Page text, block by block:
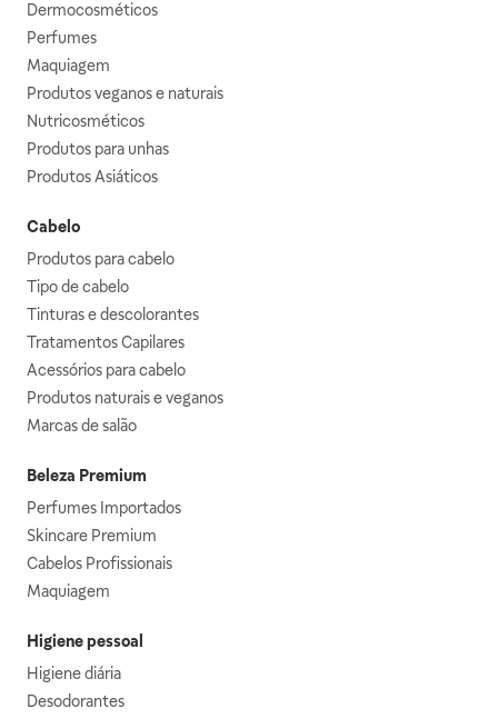
Dermocosméticos
Perfumes
Maquiagem
Produtos veganos e naturais
Nutricosméticos
Produtos para unhas
Produtos Asiáticos
Cabelo
Produtos para cabelo
Tipo de cabelo
Tinturas e descolorantes
Tratamentos Capilares
Acessórios para cabelo
Produtos naturais e veganos
Marcas de salão
Beleza Premium
Perfumes Importados
Skincare Premium
Cabelos Profissionais
Maquiagem
Higiene pessoal
Higiene diária
Desodorantes